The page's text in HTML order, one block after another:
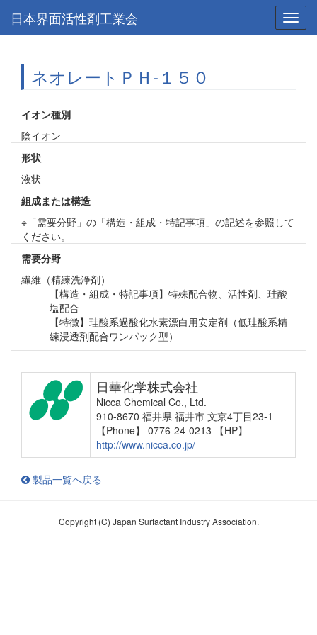
日本界面活性剤工業会
ネオレートＰＨ-１５０
イオン種別
陰イオン
形状
液状
組成または構造
※「需要分野」の「構造・組成・特記事項」の記述を参照して
ください。
需要分野
繊維（精練洗浄剤）
【構造・組成・特記事項】特殊配合物、活性剤、珪酸
塩配合
【特徴】珪酸系過酸化水素漂白用安定剤（低珪酸系精
練浸透剤配合ワンパック型）
日華化学株式会社
Nicca Chemical Co., Ltd.
910-8670 福井県 福井市 文京4丁目23-1
【Phone】 0776-24-0213
【HP】
http://www.nicca.co.jp/
製品一覧へ戻る
Copyright (C) Japan Surfactant Industry Association.